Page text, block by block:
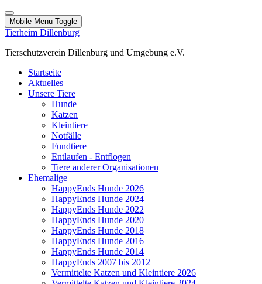
Mobile Menu Toggle
Tierheim Dillenburg
Tierschutzverein Dillenburg und Umgebung e.V.
Startseite
Aktuelles
Unsere Tiere
Hunde
Katzen
Kleintiere
Notfälle
Fundtiere
Entlaufen - Entflogen
Tiere anderer Organisationen
Ehemalige
HappyEnds Hunde 2026
HappyEnds Hunde 2024
HappyEnds Hunde 2022
HappyEnds Hunde 2020
HappyEnds Hunde 2018
HappyEnds Hunde 2016
HappyEnds Hunde 2014
HappyEnds 2007 bis 2012
Vermittelte Katzen und Kleintiere 2026